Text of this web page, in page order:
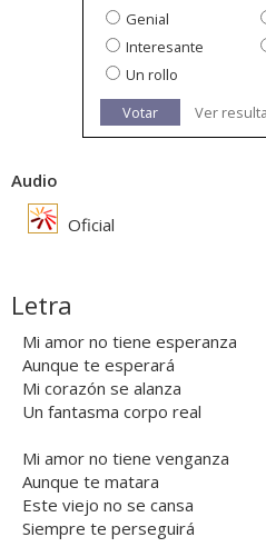
Genial
Interesante
Un rollo
Votar
Ver
Audio
Oficial
Letra
Mi amor no tiene esperanza
Aunque te esperará
Mi corazón se alanza
Un fantasma corpo real
Mi amor no tiene venganza
Aunque te matara
Este viejo no se cansa
Siempre te perseguirá